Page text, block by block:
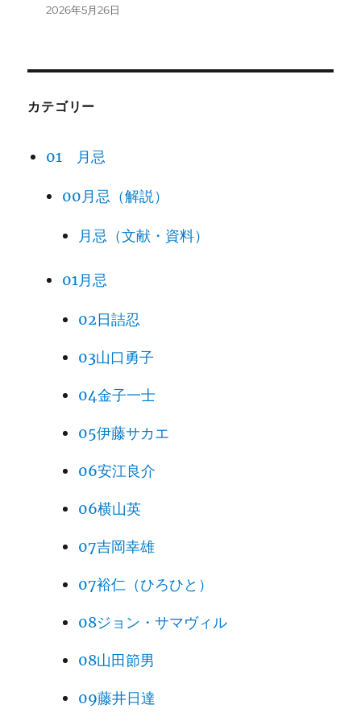
2026年5月26日
カテゴリー
01 月忌
00月忌（解説）
月忌（文献・資料）
01月忌
02日詰忍
03山口勇子
04金子一士
05伊藤サカエ
06安江良介
06横山英
07吉岡幸雄
07裕仁（ひろひと）
08ジョン・サマヴィル
08山田節男
09藤井日達